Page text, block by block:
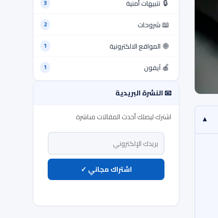
▾
🔒 تنبيهات أمنية 3
📖شروحات 2
🌐 المواقع الالكترونية 1
🍎آيفون 1
📧 النشرة البريدية
اشترك ليصلك أحدث المقالات مباشرة
اشتراك مجاني ✓